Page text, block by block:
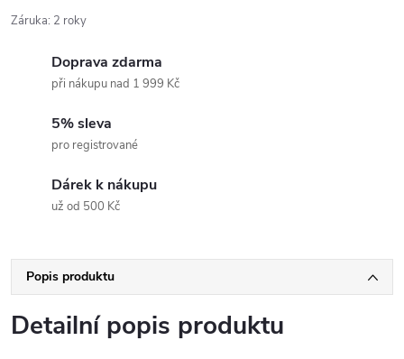
Záruka: 2 roky
Doprava zdarma
při nákupu nad 1 999 Kč
5% sleva
pro registrované
Dárek k nákupu
už od 500 Kč
Popis produktu
Detailní popis produktu